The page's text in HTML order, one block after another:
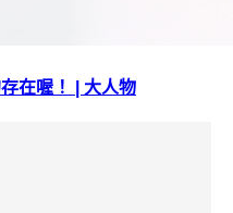
在喔！ | 大人物